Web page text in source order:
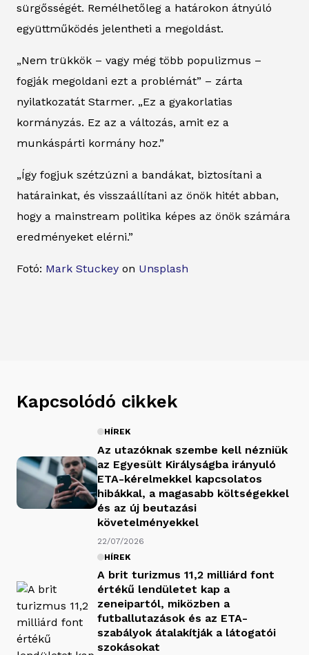
sürgősségét. Remélhetőleg a határokon átnyúló
együttműködés jelentheti a megoldást.
„Nem trükkök – vagy még több populizmus –
fogják megoldani ezt a problémát” – zárta
nyilatkozatát Starmer. „Ez a gyakorlatias
kormányzás. Ez az a változás, amit ez a
munkáspárti kormány hoz.”
„Így fogjuk szétzúzni a bandákat, biztosítani a
határainkat, és visszaállítani az önök hitét abban,
hogy a mainstream politika képes az önök számára
eredményeket elérni.”
Fotó: Mark Stuckey on Unsplash
Kapcsolódó cikkek
HÍREK
Az utazóknak szembe kell nézniük
az Egyesült Királyságba irányuló
ETA-kérelmekkel kapcsolatos
hibákkal, a magasabb költségekkel
és az új beutazási
követelményekkel
22/07/2026
HÍREK
A brit turizmus 11,2 milliárd font
értékű lendületet kap a
zeneipartól, miközben a
futballutazások és az ETA-
szabályok átalakítják a látogatói
szokásokat